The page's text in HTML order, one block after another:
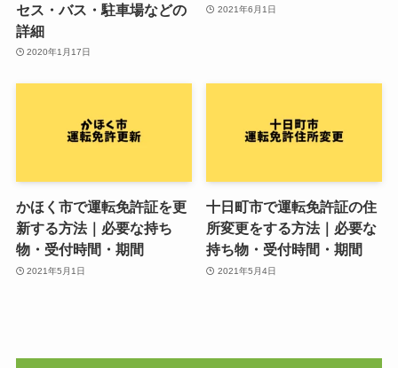
セス・バス・駐車場などの
詳細
2020年1月17日
2021年6月1日
かほく市で運転免許証を更
新する方法｜必要な持ち
物・受付時間・期間
2021年5月1日
十日町市で運転免許証の住
所変更をする方法｜必要な
持ち物・受付時間・期間
2021年5月4日